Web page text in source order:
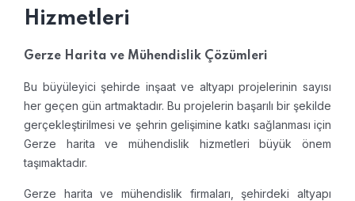
Hizmetleri
Gerze Harita ve Mühendislik Çözümleri
Bu büyüleyici şehirde inşaat ve altyapı projelerinin sayısı
her geçen gün artmaktadır. Bu projelerin başarılı bir şekilde
gerçekleştirilmesi ve şehrin gelişimine katkı sağlanması için
Gerze harita ve mühendislik hizmetleri büyük önem
taşımaktadır.
Gerze harita ve mühendislik firmaları, şehirdeki altyapı